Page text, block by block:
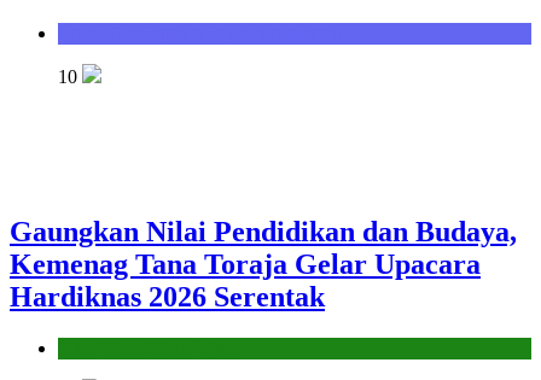
10
Gaungkan Nilai Pendidikan dan Budaya,
Kemenag Tana Toraja Gelar Upacara
Hardiknas 2026 Serentak